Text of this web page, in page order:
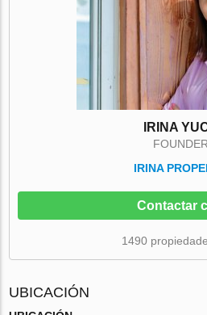
IRINA
FOUNDER
IRINA
Contactar
1490
UBICACIÓN